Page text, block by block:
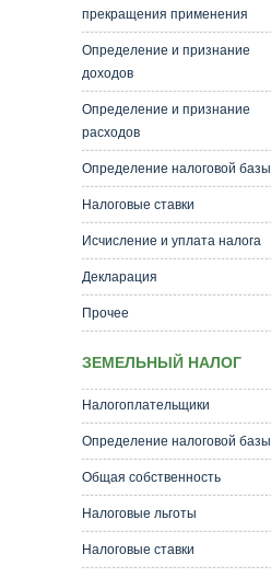
прекращения применения
Определение и признание
доходов
Определение и признание
расходов
Определение налоговой базы
Налоговые ставки
Исчисление и уплата налога
Декларация
Прочее
ЗЕМЕЛЬНЫЙ НАЛОГ
Налогоплательщики
Определение налоговой базы
Общая собственность
Налоговые льготы
Налоговые ставки